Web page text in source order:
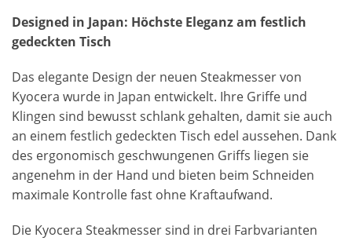
Designed in Japan: Höchste Eleganz am festlich
gedeckten Tisch
Das elegante Design der neuen Steakmesser von
Kyocera wurde in Japan entwickelt. Ihre Griffe und
Klingen sind bewusst schlank gehalten, damit sie auch
an einem festlich gedeckten Tisch edel aussehen. Dank
des ergonomisch geschwungenen Griffs liegen sie
angenehm in der Hand und bieten beim Schneiden
maximale Kontrolle fast ohne Kraftaufwand.
Die Kyocera Steakmesser sind in drei Farbvarianten